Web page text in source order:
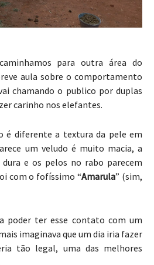
para outra área do
aula sobre o comportamento
chamando o publico por duplas
carinho nos elefantes.
é diferente a textura da pele em
um veludo é muito macia, a
e os pelos no rabo parecem
com o fofíssimo “Amarula” (sim,
poder ter esse contato com um
imaginava que um dia iria fazer
tão legal, uma das melhores